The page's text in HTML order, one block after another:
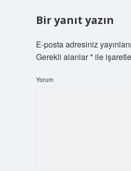
Bir yanıt yazın
E-posta adresiniz
Gerekli alanlar*ile
Yorum